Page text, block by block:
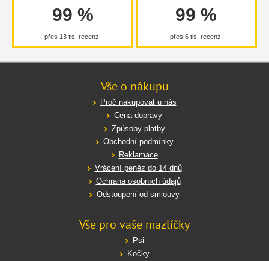
99 %
přes 13 tis. recenzí
99 %
přes 6 tis. recenzí
Vše o nákupu
Proč nakupovat u nás
Cena dopravy
Způsoby platby
Obchodní podmínky
Reklamace
Vrácení peněz do 14 dnů
Ochrana osobních údajů
Odstoupení od smlouvy
Vše pro vaše mazlíčky
Psi
Kočky